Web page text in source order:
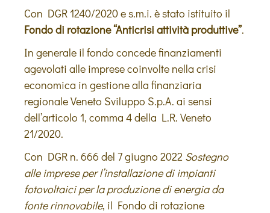
Con DGR 1240/2020 e s.m.i. è stato istituito il
Fondo di rotazione “Anticrisi attività produttive”.
In generale il fondo concede finanziamenti
agevolati alle imprese coinvolte nella crisi
economica in gestione alla finanziaria
regionale Veneto Sviluppo S.p.A. ai sensi
dell’articolo 1, comma 4 della L.R. Veneto
21/2020.
Con DGR n. 666 del 7 giugno 2022 Sostegno
alle imprese per l’installazione di impianti
fotovoltaici per la produzione di energia da
fonte rinnovabile, il Fondo di rotazione